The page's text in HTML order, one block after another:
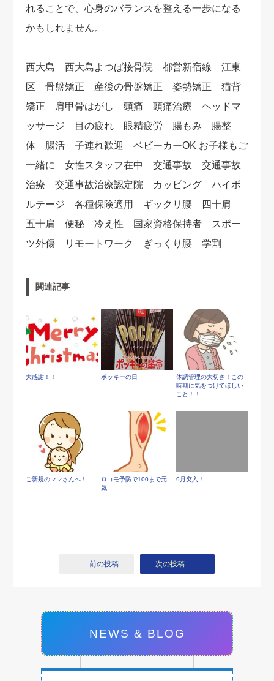
れることで、心身のバランスを整える一歩になる
かもしれません。
西大島 西大島よつば接骨院 都営新宿線 江東
区 骨盤矯正 産後の骨盤矯正 姿勢矯正 猫背
矯正 肩甲骨はがし 頭痛 頭痛治療 ヘッドマ
ッサージ 目の疲れ 眼精疲労 腸もみ 腸整
体 腸活 子連れ歓迎 ベビーカーOK お子様もご
一緒に 女性スタッフ在中 交通事故 交通事故
治療 交通事故治療認定院 カッピング ハイボ
ルテージ 各種保険適用 ギックリ腰 四十肩
五十肩 便秘 冷え性 国家資格保持者 スポー
ツ外傷 リモートワーク ぎっくり腰 学割
関連記事
大感謝！！ ポッキーの日
体調管理の大切さ！この
時期に気をつけてほしい
こと！！
ご新規のママさんへ！
ロコモ予防で100まで元
気
9月突入！
次の投稿
前の投稿
NEWS & BLOG